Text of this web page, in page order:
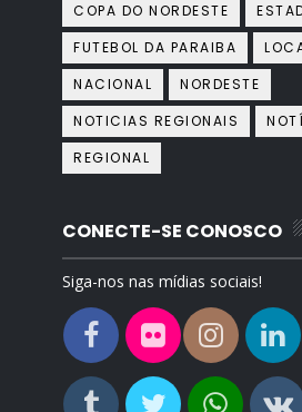
COPA DO NORDESTE
FUTEBOL DA PARAIBA
NACIONAL
NORDESTE
NOTICIAS REGIONAIS
REGIONAL
CONECTE-SE CONOSCO
Siga-nos nas mídias sociais!